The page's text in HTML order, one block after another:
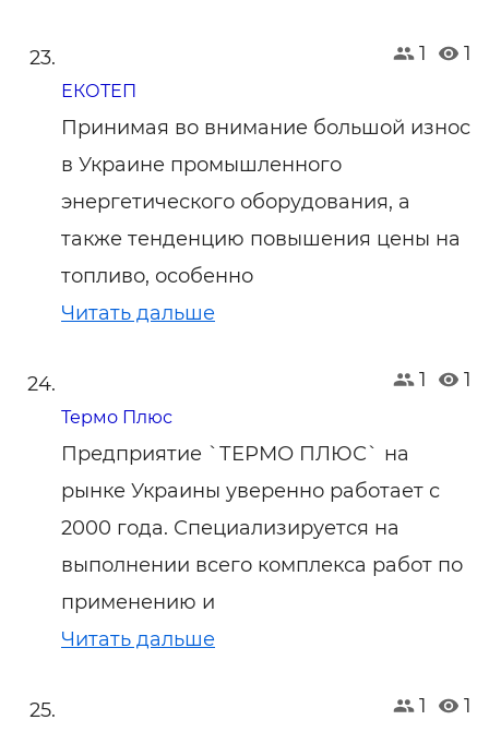
1 1
ЕКОТЕП
Принимая во внимание большой износ
в Украине промышленного
энергетического оборудования, а
также тенденцию повышения цены на
топливо, особенно
Читать дальше
1 1
Термо Плюс
Предприятие `ТЕРМО ПЛЮС` на
рынке Украины уверенно работает с
2000 года. Специализируется на
выполнении всего комплекса работ по
применению и
Читать дальше
1 1